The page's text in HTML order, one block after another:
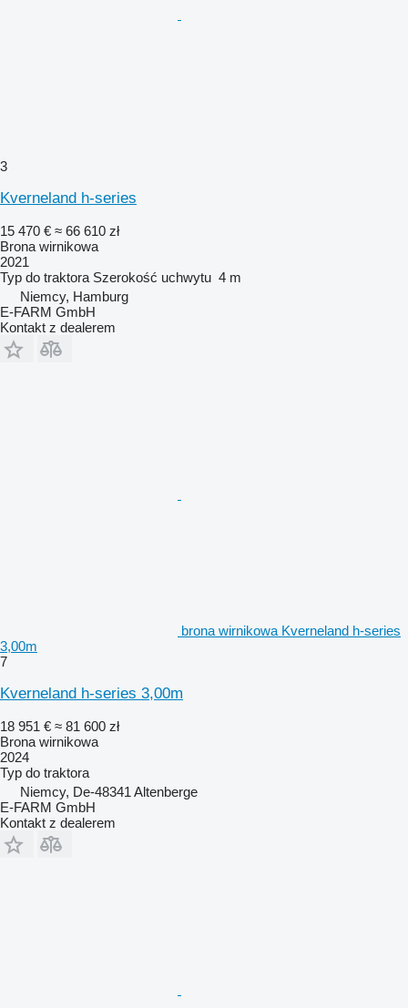
3
Kverneland h-series
15 470 € ≈ 66 610 zł
Brona wirnikowa
2021
Typ do traktora Szerokość uchwytu 4 m
Niemcy, Hamburg
E-FARM GmbH
Kontakt z dealerem
brona wirnikowa Kverneland h-series
3,00m
7
Kverneland h-series 3,00m
18 951 € ≈ 81 600 zł
Brona wirnikowa
2024
Typ do traktora
Niemcy, De-48341 Altenberge
E-FARM GmbH
Kontakt z dealerem